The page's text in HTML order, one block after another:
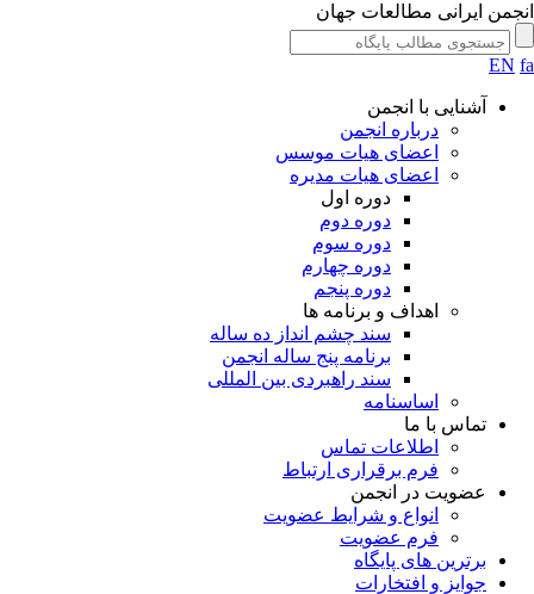
ایرانی مطالعات جهان
EN
آشنایی با انجمن
درباره انجمن
اعضای هیات موسس
اعضای هیات مدیره
دوره اول
دوره دوم
دوره سوم
دوره چهارم
دوره پنجم
اهداف و برنامه ها
سند چشم انداز ده ساله
برنامه پنج ساله انجمن
سند راهبردی بین المللی
اساسنامه
تماس با ما
اطلاعات تماس
فرم برقراری ارتباط
عضویت در انجمن
انواع و شرایط عضویت
فرم عضویت
برترین های پایگاه
جوایز و افتخارات